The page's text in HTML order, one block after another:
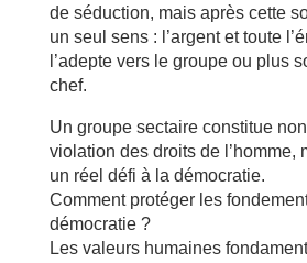
de séduction, mais après cette
un seul sens : l’argent et toute
l’adepte vers le groupe ou plus
chef.
Un groupe sectaire constitue
violation des droits de l’homme,
un réel défi à la démocratie.
Comment protéger les
démocratie ?
Les valeurs humaines